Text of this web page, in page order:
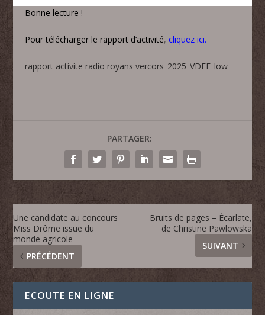
Bonne lecture !
Pour télécharger le rapport d’activité, cliquez ici.
rapport activite radio royans vercors_2025_VDEF_low
PARTAGER:
Une candidate au concours
Miss Drôme issue du
monde agricole
PRÉCÉDENT
Bruits de pages – Écarlate,
de Christine Pawlowska
SUIVANT
ECOUTE EN LIGNE